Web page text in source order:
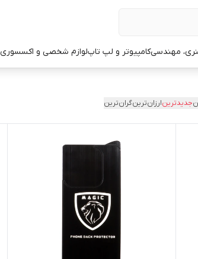
مهندسیکامپیوتر و لپ تاپلوازم شخصی و اکسسوری
جدیدترینارزان‌ترینگران‌ترین